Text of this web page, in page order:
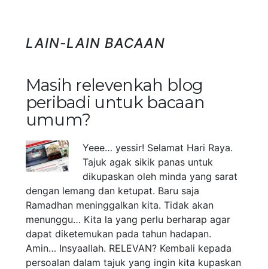
LAIN-LAIN BACAAN
Masih relevenkah blog
peribadi untuk bacaan
umum?
Yeee… yessir! Selamat Hari Raya.
Tajuk agak sikik panas untuk
dikupaskan oleh minda yang sarat
dengan lemang dan ketupat. Baru saja
Ramadhan meninggalkan kita. Tidak akan
menunggu… Kita la yang perlu berharap agar
dapat diketemukan pada tahun hadapan.
Amin… Insyaallah. RELEVAN? Kembali kepada
persoalan dalam tajuk yang ingin kita kupaskan